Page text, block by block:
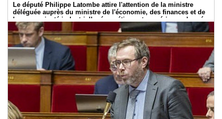
Le député Philippe Latombe attire l'attention de la ministre
déléguée auprès du ministre de l'économie, des finances et de
la souveraineté industrielle, énergétique et numérique, chargée
de l'intelligence artificielle et du numérique